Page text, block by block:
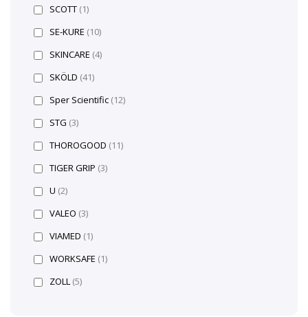
SCOTT (1)
SE-KURE (10)
SKINCARE (4)
SKÖLD (41)
Sper Scientific (12)
STG (3)
THOROGOOD (11)
TIGER GRIP (3)
U (2)
VALEO (3)
VIAMED (1)
WORKSAFE (1)
ZOLL (5)